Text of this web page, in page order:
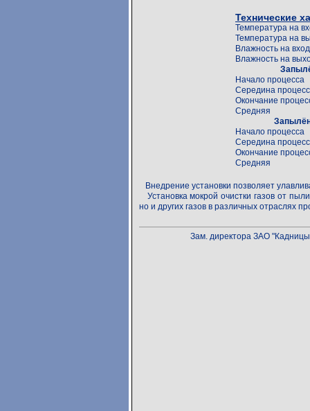
Технические
Температура на
Температура на
Влажность на
Влажность на
Начало процесса
Середина
Окончание
Средняя
Начало процесса
Середина
Окончание
Средняя
Внедрение установки позволяет
Установка мокрой очистки газов от
но и других газов в различных отраслях
Зам. директора ЗАО